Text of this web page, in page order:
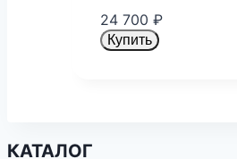
24 700 ₽
Купить
КАТАЛОГ